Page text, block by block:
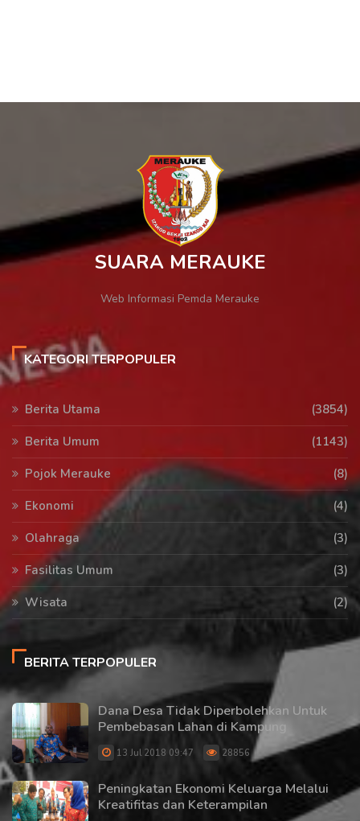
SUARA MERAUKE
Web Informasi Pemda Merauke
KATEGORI TERPOPULER
Berita Utama
(3854)
Berita Umum
(1143)
Pojok Merauke
(8)
Ekonomi
(4)
Olahraga
(3)
Fasilitas Umum
(3)
Wisata
(2)
BERITA TERPOPULER
Dana Desa Tidak Diperbolehkan Untuk
Pembebasan Lahan di Kampung
13 Jul 2018 09:47 28856
Peningkatan Ekonomi Keluarga Melalui
Kreatifitas dan Keterampilan